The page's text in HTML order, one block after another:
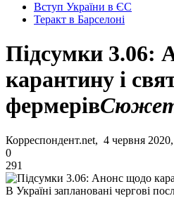
Вступ України в ЄС
Теракт в Барселоні
Підсумки 3.06:
карантину і
фермерів
Корреспондент.net, 4 червня
0
291
В Україні заплановані чергові